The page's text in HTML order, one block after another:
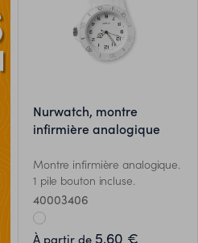
nurwatch, montre
infirmière analogique
Montre infirmière analogique.
1 pile bouton incluse.
40003406
À partir de 5,60 €